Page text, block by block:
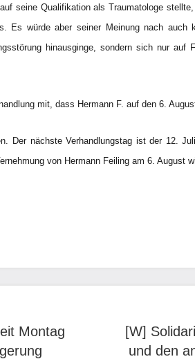
seine Qualifikation als Traumatologe
Es würde aber seiner Meinung nach
hinausginge, sondern sich nur auf
mit, dass Hermann F. auf den 6.
Der nächste Verhandlungstag ist der 12.
von Hermann Feiling am 6. August
Montag
[W]
und den